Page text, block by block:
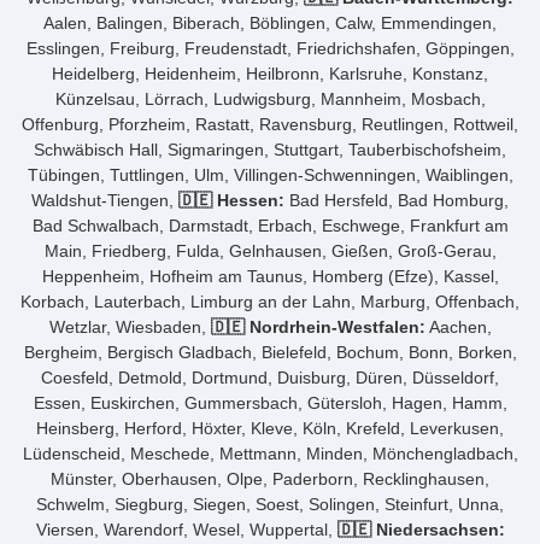
Aalen, Balingen, Biberach, Böblingen, Calw, Emmendingen,
Esslingen, Freiburg, Freudenstadt, Friedrichshafen, Göppingen,
Heidelberg, Heidenheim, Heilbronn, Karlsruhe, Konstanz,
Künzelsau, Lörrach, Ludwigsburg, Mannheim, Mosbach,
Offenburg, Pforzheim, Rastatt, Ravensburg, Reutlingen, Rottweil,
Schwäbisch Hall, Sigmaringen, Stuttgart, Tauberbischofsheim,
Tübingen, Tuttlingen, Ulm, Villingen-Schwenningen, Waiblingen,
Waldshut-Tiengen, 🇩🇪 Hessen: Bad Hersfeld, Bad Homburg,
Bad Schwalbach, Darmstadt, Erbach, Eschwege, Frankfurt am
Main, Friedberg, Fulda, Gelnhausen, Gießen, Groß-Gerau,
Heppenheim, Hofheim am Taunus, Homberg (Efze), Kassel,
Korbach, Lauterbach, Limburg an der Lahn, Marburg, Offenbach,
Wetzlar, Wiesbaden, 🇩🇪 Nordrhein-Westfalen: Aachen,
Bergheim, Bergisch Gladbach, Bielefeld, Bochum, Bonn, Borken,
Coesfeld, Detmold, Dortmund, Duisburg, Düren, Düsseldorf,
Essen, Euskirchen, Gummersbach, Gütersloh, Hagen, Hamm,
Heinsberg, Herford, Höxter, Kleve, Köln, Krefeld, Leverkusen,
Lüdenscheid, Meschede, Mettmann, Minden, Mönchengladbach,
Münster, Oberhausen, Olpe, Paderborn, Recklinghausen,
Schwelm, Siegburg, Siegen, Soest, Solingen, Steinfurt, Unna,
Viersen, Warendorf, Wesel, Wuppertal, 🇩🇪 Niedersachsen: